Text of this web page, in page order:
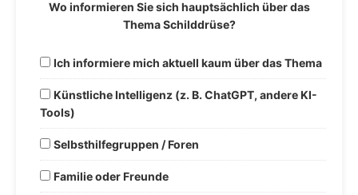
Wo informieren Sie sich hauptsächlich über das
Thema Schilddrüse?
Ich informiere mich aktuell kaum über das Thema
Künstliche Intelligenz (z. B. ChatGPT, andere KI-
Tools)
Selbsthilfegruppen / Foren
Familie oder Freunde